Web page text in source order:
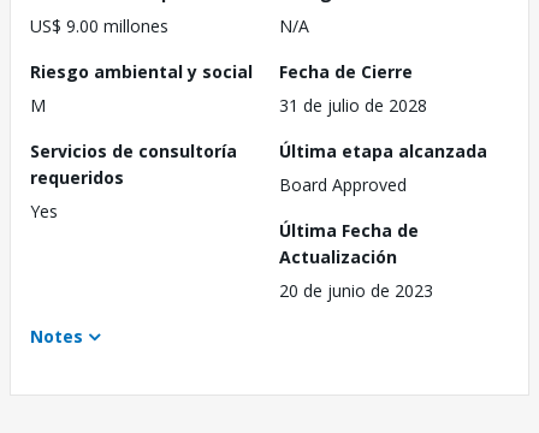
US$ 9.00 millones
N/A
Riesgo ambiental y social
M
Fecha de Cierre
31 de julio de 2028
Servicios de consultoría
requeridos
Yes
Última etapa alcanzada
Board Approved
Última Fecha de
Actualización
20 de junio de 2023
Notes